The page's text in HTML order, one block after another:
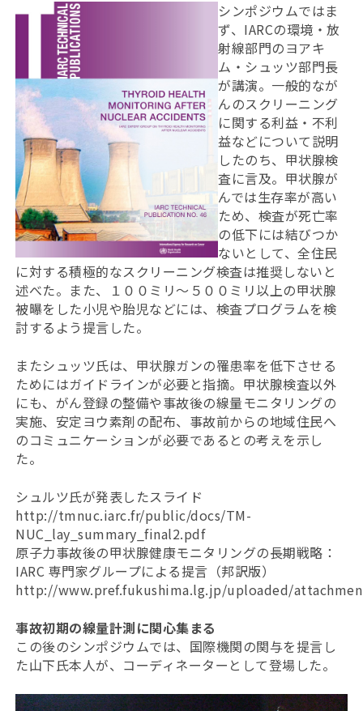
シンポジウムではま
ず、IARCの環境・放
射線部門のヨアキ
ム・シュッツ部門長
が講演。一般的なが
んのスクリーニング
に関する利益・不利
益などについて説明
したのち、甲状腺検
査に言及。甲状腺が
んでは生存率が高い
ため、検査が死亡率
の低下には結びつか
ないとして、全住民
に対する積極的なスクリーニング検査は推奨しないと
述べた。また、１００ミリ〜５００ミリ以上の甲状腺
被曝をした小児や胎児などには、検査プログラムを検
討するよう提言した。
またシュッツ氏は、甲状腺ガンの罹患率を低下させる
ためにはガイドラインが必要と指摘。甲状腺検査以外
にも、がん登録の整備や事故後の線量モニタリングの
実施、安定ヨウ素剤の配布、事故前からの地域住民へ
のコミュニケーションが必要であるとの考えを示し
た。
シュルツ氏が発表したスライド
http://tmnuc.iarc.fr/public/docs/TM-
NUC_lay_summary_final2.pdf
原子力事故後の甲状腺健康モニタリングの長期戦略：
IARC 専門家グループによる提言（邦訳版）
http://www.pref.fukushima.lg.jp/uploaded/
事故初期の線量計測に関心集まる
この後のシンポジウムでは、国際機関の関与を提言し
た山下氏本人が、コーディネーターとして登場した。